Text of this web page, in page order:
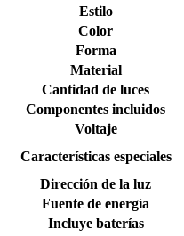
Estilo
Color
Forma
Material
Cantidad de luces
Componentes incluidos
Voltaje
Características especiales
Dirección de la luz
Fuente de energía
Incluye baterías